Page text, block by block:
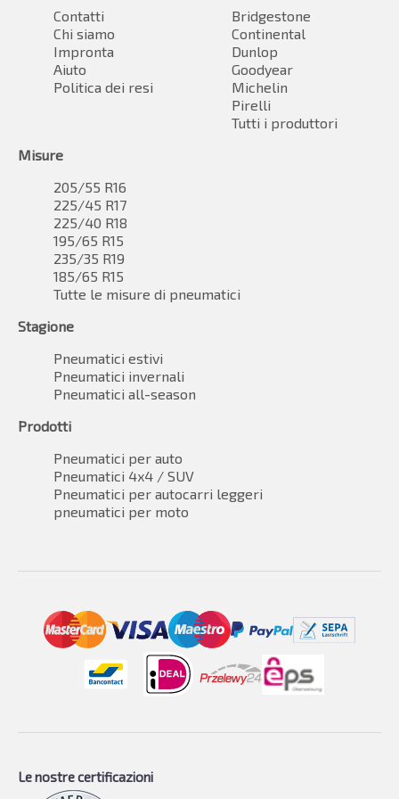
Contatti
Chi siamo
Impronta
Aiuto
Politica dei resi
Bridgestone
Continental
Dunlop
Goodyear
Michelin
Pirelli
Tutti i produttori
Misure
205/55 R16
225/45 R17
225/40 R18
195/65 R15
235/35 R19
185/65 R15
Tutte le misure di pneumatici
Stagione
Pneumatici estivi
Pneumatici invernali
Pneumatici all-season
Prodotti
Pneumatici per auto
Pneumatici 4x4 / SUV
Pneumatici per autocarri leggeri
pneumatici per moto
Le nostre certificazioni